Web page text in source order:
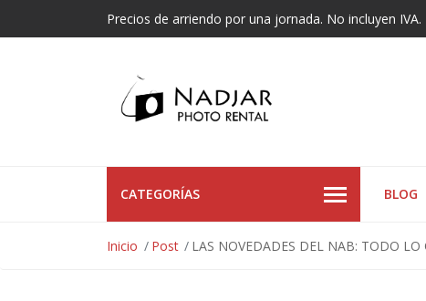
Precios de arriendo por una jornada. No incluyen IVA.
CATEGORÍAS BLOG
Inicio Post LAS NOVEDADES DEL NAB: TODO LO